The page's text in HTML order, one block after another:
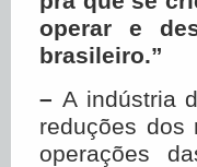
operar e
brasileiro.”
– A indústria
reduções dos
operações